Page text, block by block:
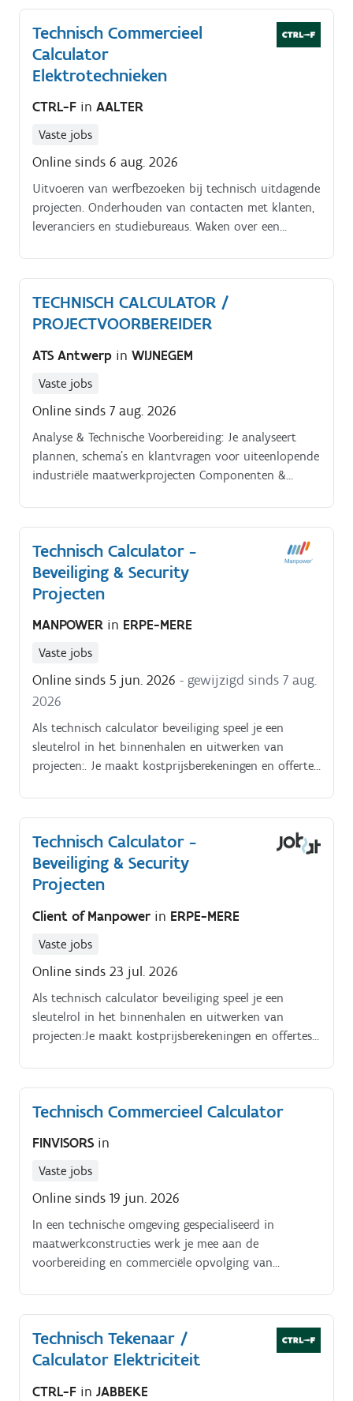
Technisch Commercieel
Calculator
Elektrotechnieken
CTRL-F in AALTER
Vaste jobs
Online sinds 6 aug. 2026
Uitvoeren van werfbezoeken bij technisch uitdagende
projecten. Onderhouden van contacten met klanten,
leveranciers en studiebureaus. Waken over een
TECHNISCH CALCULATOR /
PROJECTVOORBEREIDER
ATS Antwerp in WIJNEGEM
Vaste jobs
Online sinds 7 aug. 2026
Analyse & Technische Voorbereiding: Je analyseert
plannen, schema's en klantvragen voor uiteenlopende
industriële maatwerkprojecten Componenten &
geavanceerde calculatietools kies je de juiste
materialen en componenten voor bordenbouw,
automatisering, drives en montagewerken Efficiënt
Werken dankzij Aankoopdienst: Geen tijdsverlies met
manueel prijzen opvragen! Onze gecentraliseerde
aankoopdienst houdt de database continu up to
date, zodat jij je 100% kunt focussen op de inhoud
en techniek Kostprijsberekening & Offertes: Je
bundelt de geselecteerde materialen, manuren en
uitvoeringstijden tot een nauwkeurige
kostprijsberekening en zet deze om in heldere,
professionele offertedossiers
Technisch Calculator -
Beveiliging & Security
Projecten
MANPOWER in ERPE-MERE
Vaste jobs
Online sinds 5 jun. 2026 - gewijzigd sinds 7 aug.
2026
Als technisch calculator beveiliging speel je een
sleutelrol in het binnenhalen en uitwerken van
projecten:. Je maakt kostprijsberekeningen en offertes
Technisch Calculator -
Beveiliging & Security
Projecten
Client of Manpower in ERPE-MERE
Vaste jobs
Online sinds 23 jul. 2026
Als technisch calculator beveiliging speel je een
sleutelrol in het binnenhalen en uitwerken van
projecten:Je maakt kostprijsberekeningen en offertes
toegangscontrole, branddetectie). Je analyseert
lastenboeken, plannen en technische schema’s.
Technisch Commercieel Calculator
FINVISORS in
Vaste jobs
Online sinds 19 jun. 2026
In een technische omgeving gespecialiseerd in
maatwerkconstructies werk je mee aan de
voorbereiding en commerciële opvolging van
offertefase als het verkoopproces Taken en
verantwoordelijkheden:. Uitvoeren van calculaties
voor trappen, poorten en diverse metaalconstructies
opvolgen van goedgekeurde offertes Ontvangen van
Technisch Tekenaar /
Calculator Elektriciteit
CTRL-F in JABBEKE